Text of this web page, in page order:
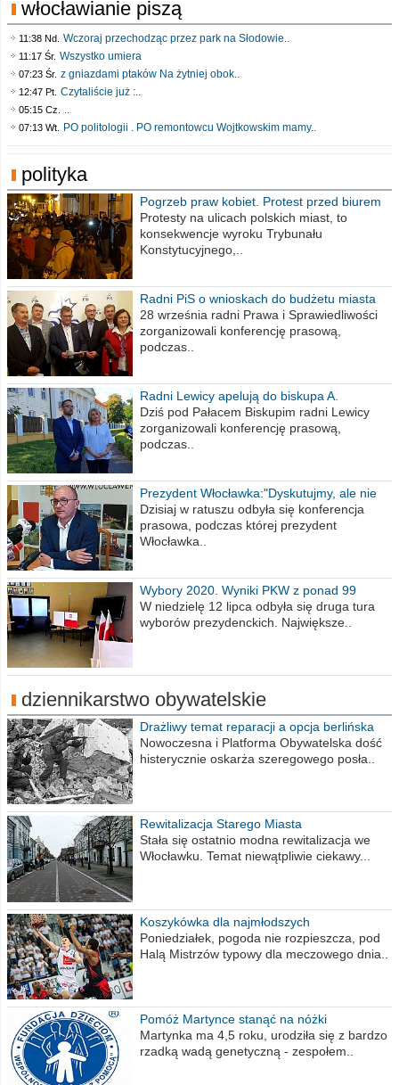
włocławianie piszą
11:38 Nd. Wczoraj przechodząc przez park na Słodowie..
11:17 Śr. Wszystko umiera
07:23 Śr. z gniazdami ptaków Na żytniej obok..
12:47 Pt. Czytaliście już :..
05:15 Cz. ..
07:13 Wt. PO politologii . PO remontowcu Wojtkowskim mamy..
polityka
Pogrzeb praw kobiet. Protest przed biurem
poselskim PiS
Protesty na ulicach polskich miast, to
konsekwencje wyroku Trybunału
Konstytucyjnego,..
Radni PiS o wnioskach do budżetu miasta
na 2021 rok
28 września radni Prawa i Sprawiedliwości
zorganizowali konferencję prasową,
podczas..
Radni Lewicy apelują do biskupa A.
Wiesława Meringa
Dziś pod Pałacem Biskupim radni Lewicy
zorganizowali konferencję prasową,
podczas..
Prezydent Włocławka:"Dyskutujmy, ale nie
obrażajmy się”
Dzisiaj w ratuszu odbyła się konferencja
prasowa, podczas której prezydent
Włocławka..
Wybory 2020. Wyniki PKW z ponad 99
procent obwodów
W niedzielę 12 lipca odbyła się druga tura
wyborów prezydenckich. Największe..
dziennikarstwo obywatelskie
Drażliwy temat reparacji a opcja berlińska
Nowoczesna i Platforma Obywatelska dość
histerycznie oskarża szeregowego posła..
Rewitalizacja Starego Miasta
Stała się ostatnio modna rewitalizacja we
Włocławku. Temat niewątpliwie ciekawy...
Koszykówka dla najmłodszych
Poniedziałek, pogoda nie rozpieszcza, pod
Halą Mistrzów typowy dla meczowego dnia..
Pomóż Martynce stanąć na nóżki
Martynka ma 4,5 roku, urodziła się z bardzo
rzadką wadą genetyczną - zespołem..